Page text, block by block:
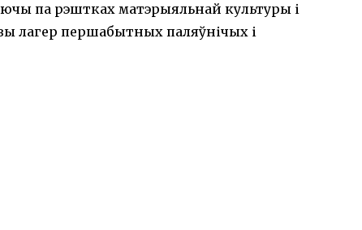
па рэштках матэрыяльнай культуры і
лагер першабытных паляўнічых і